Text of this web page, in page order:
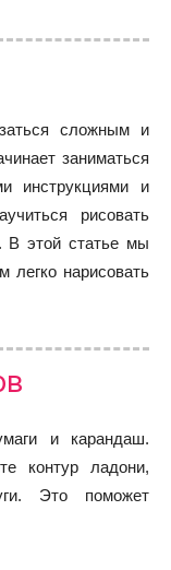
сложным и
заниматься
инструкциями и
рисовать
В этой статье мы
легко нарисовать
и карандаш.
контур ладони,
Это поможет